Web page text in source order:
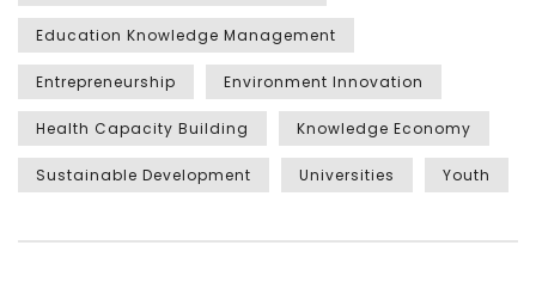
Education Knowledge Management
Entrepreneurship Environment Innovation
Health Capacity Building Knowledge Economy
Sustainable Development Universities Youth